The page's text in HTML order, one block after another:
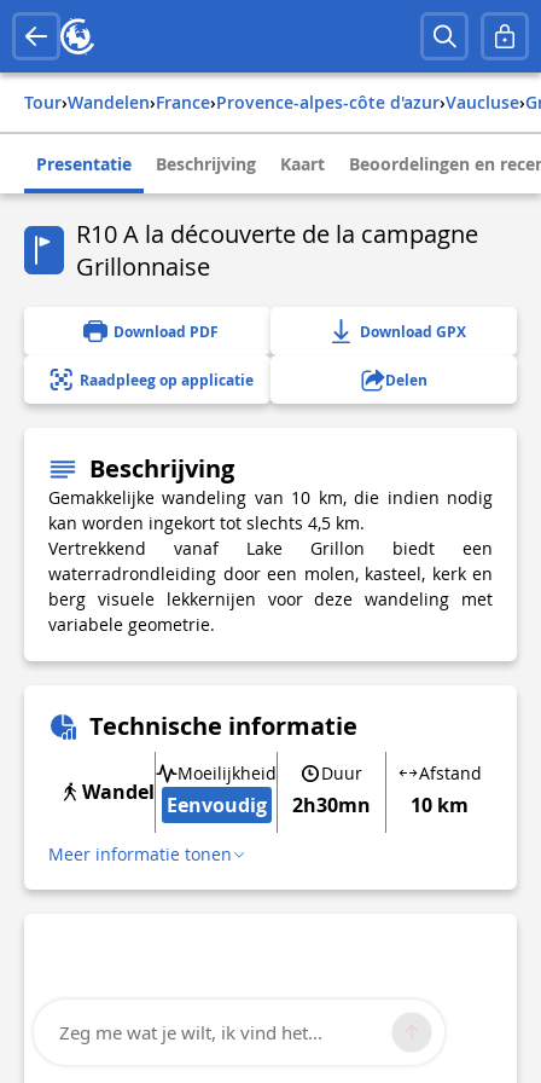
Tour› Wandelen› france› provence-alpes-côte d'azur› vaucluse›
Presentatie Beschrijving Kaart Beoordelingen en
R10 A la découverte de la campagne
Grillonnaise
Download PDF Download GPX
Raadpleeg op applicatie Delen
Beschrijving
Gemakkelijke wandeling van 10 km, die indien nodig
kan worden ingekort tot slechts 4,5 km.
Vertrekkend vanaf Lake Grillon biedt een
waterradrondleiding door een molen, kasteel, kerk en
berg visuele lekkernijen voor deze wandeling met
variabele geometrie.
Technische informatie
Wandel
Moeilijkheid
Eenvoudig
Duur
2h30mn
Afstand
10 km
Meer informatie tonen
Zeg me wat je wilt, ik vind het...